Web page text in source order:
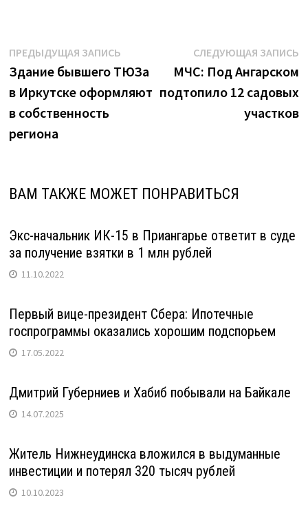
Навигация
по
записям
ПРЕДЫДУЩАЯ ЗАПИСЬПредыдущая
запись:
Здание бывшего ТЮЗа
в Иркутске оформляют
в собственность
региона
СЛЕДУЮЩАЯ ЗАПИСЬ
МЧС: Под Ангарском
подтопило 12 садовых
участков
ВАМ ТАКЖЕ МОЖЕТ ПОНРАВИТЬСЯ
Экс-начальник ИК-15 в Приангарье ответит в суде
за получение взятки в 1 млн рублей
11.10.2022
Первый вице-президент Сбера: Ипотечные
госпрограммы оказались хорошим подспорьем
17.05.2022
Дмитрий Губерниев и Хабиб побывали на Байкале
14.07.2025
Житель Нижнеудинска вложился в выдуманные
инвестиции и потерял 320 тысяч рублей
10.10.2023